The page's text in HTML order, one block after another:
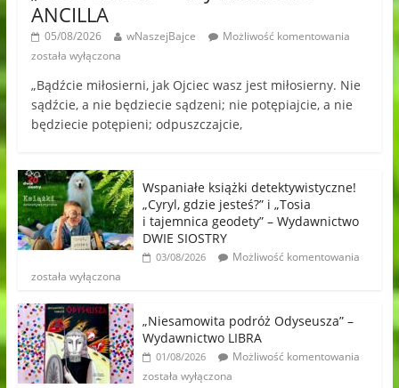
ANCILLA
05/08/2026 wNaszejBajce
Możliwość komentowania
została wyłączona
„Bądźcie miłosierni, jak Ojciec wasz jest miłosierny. Nie
sądźcie, a nie będziecie sądzeni; nie potępiajcie, a nie
będziecie potępieni; odpuszczajcie,
Wspaniałe książki detektywistyczne!
„Cyryl, gdzie jesteś?” i „Tosia
i tajemnica geodety” – Wydawnictwo
DWIE SIOSTRY
03/08/2026
Możliwość komentowania
została wyłączona
„Niesamowita podróż Odyseusza” –
Wydawnictwo LIBRA
01/08/2026
Możliwość komentowania
została wyłączona